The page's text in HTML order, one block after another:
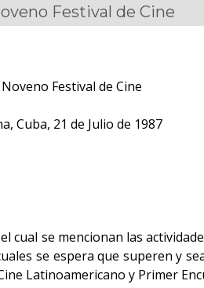
Festival de Cine
Festival de Cine
Cuba, 21 de Julio de 1987
cual se mencionan las
se espera que superen y
Latinoamericano y Primer